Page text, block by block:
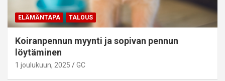
ELÄMÄNTAPA TALOUS
Koiranpennun myynti ja sopivan pennun
löytäminen
1 joulukuun, 2025 GC